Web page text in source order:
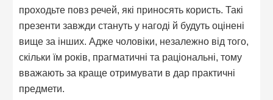
проходьте повз речей, які приносять користь. Такі
презенти завжди стануть у нагоді й будуть оцінені
вище за інших. Адже чоловіки, незалежно від того,
скільки їм років, прагматичні та раціональні, тому
вважають за краще отримувати в дар практичні
предмети.